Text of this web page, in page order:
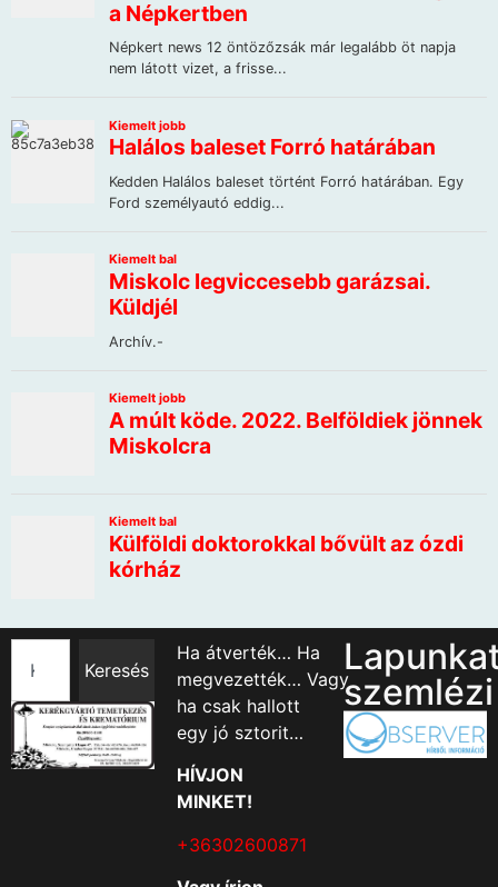
Keresés
Ha átverték… Ha
megvezették… Vagy
ha csak hallott
egy jó sztorit…
HÍVJON
MINKET!
+36302600871
szemlézi